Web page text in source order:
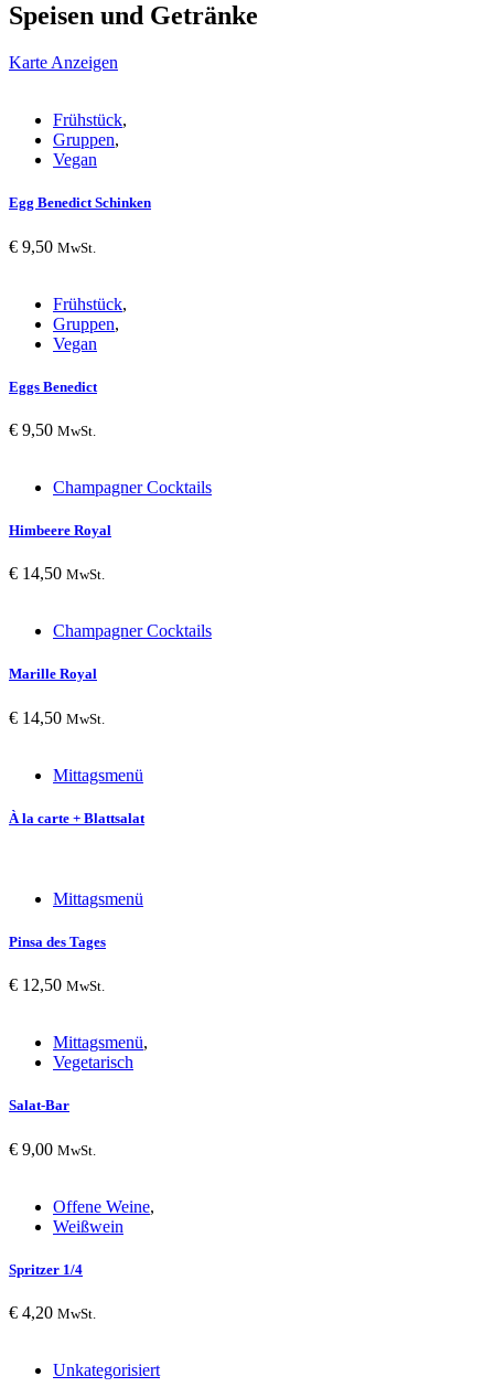
Speisen und Getränke
Karte Anzeigen
Frühstück,
Gruppen,
Vegan
Egg Benedict Schinken
€ 9,50 MwSt.
Frühstück,
Gruppen,
Vegan
Eggs Benedict
€ 9,50 MwSt.
Champagner Cocktails
Himbeere Royal
€ 14,50 MwSt.
Champagner Cocktails
Marille Royal
€ 14,50 MwSt.
Mittagsmenü
À la carte + Blattsalat
Mittagsmenü
Pinsa des Tages
€ 12,50 MwSt.
Mittagsmenü,
Vegetarisch
Salat-Bar
€ 9,00 MwSt.
Offene Weine,
Weißwein
Spritzer 1/4
€ 4,20 MwSt.
Unkategorisiert